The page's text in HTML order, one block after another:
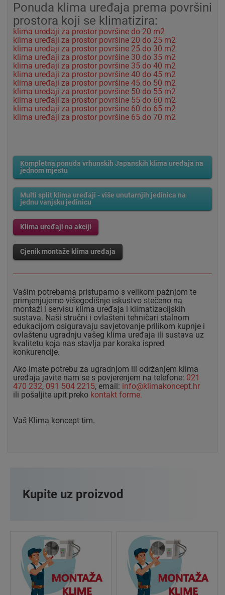
Ponuda klima uređaja prema površini
prostora koji se klimatizira:
klima uređaji za prostor površine do 20 m2
klima uređaji za prostor površine 20 do 25 m2
klima uređaji za prostor površine 25 do 30 m2
klima uređaji za prostor površine 30 do 35 m2
klima uređaji za prostor površine 35 do 40 m2
klima uređaji za prostor površine 40 do 45 m2
klima uređaji za prostor površine 45 do 50 m2
klima uređaji za prostor površine 50 do 55 m2
klima uređaji za prostor površine 55 do 60 m2
klima uređaji za prostor površine 60 do 65 m2
klima uređaji za prostor površine 65 do 70 m2
Kompletna ponuda vrhunskih Japanskih klima uređaja na
jednom mjestu
Multi split klima uređaji - više unutarnjih jedinica na
jednu vanjsku jedinicu
Klima uređaji na akciji
Cjenik montaže klima uređaja
Vašim potrebama pristupamo s velikom pažnjom te
primjenjujemo višegodišnje iskustvo stečeno na
montaži i servisu klima uređaja i klimatizacijskih
sustava. Naši stručni i ovlašteni tehničari stalnom
edukacijom osiguravaju savjetovanje prilikom kupnje i
ovlaštenu ugradnju vašeg klima uređaja ili sustava uz
kvalitetu koja nas stavlja par koraka ispred
konkurencije.
Ako imate potrebu za ugradnjom ili održanjem klima
uređaja javite nam se s povjerenjem na telefone: 021
470 232, 091 504 2215, email: info@klimakoncept.hr
ili pošaljite upit preko kontakt forme.
Vaš Klima koncept tim.
Kupite uz proizvod